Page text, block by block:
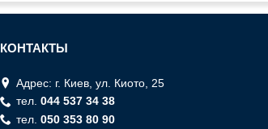
КОНТАКТЫ
Адрес: г. Киев, ул. Киото, 25
тел. 044 537 34 38
тел. 050 353 80 90